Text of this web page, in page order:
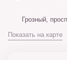
Грозный,
Показать на карте